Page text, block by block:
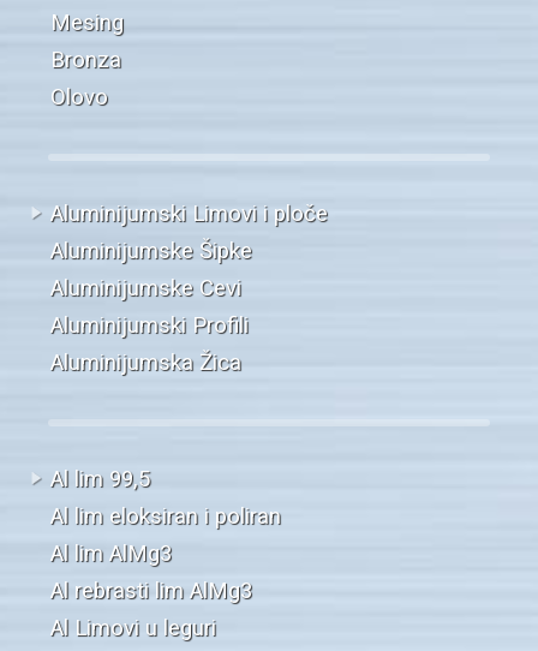
Mesing
Bronza
Olovo
Aluminijumski Limovi i ploče
Aluminijumske Šipke
Aluminijumske Cevi
Aluminijumski Profili
Aluminijumska Žica
Al lim 99,5
Al lim eloksiran i poliran
Al lim AlMg3
Al rebrasti lim AlMg3
Al Limovi u leguri